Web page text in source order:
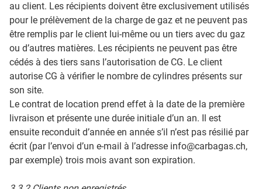
au client. Les récipients doivent être exclusivement utilisés
pour le prélèvement de la charge de gaz et ne peuvent pas
être remplis par le client lui-même ou un tiers avec du gaz
ou d’autres matières. Les récipients ne peuvent pas être
cédés à des tiers sans l’autorisation de CG. Le client
autorise CG à vérifier le nombre de cylindres présents sur
son site.
Le contrat de location prend effet à la date de la première
livraison et présente une durée initiale d’un an. Il est
ensuite reconduit d’année en année s’il n’est pas résilié par
écrit (par l’envoi d’un e-mail à l’adresse info@carbagas.ch,
par exemple) trois mois avant son expiration.